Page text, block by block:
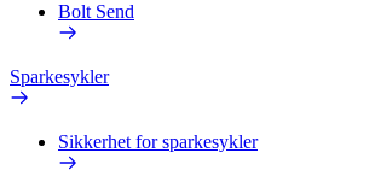
Bolt Send
Sparkesykler
Sikkerhet for sparkesykler